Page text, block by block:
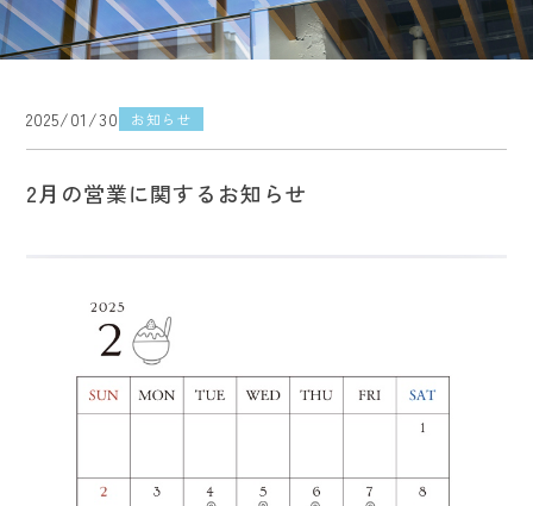
2025/01/30 お知らせ
2月の営業に関するお知らせ